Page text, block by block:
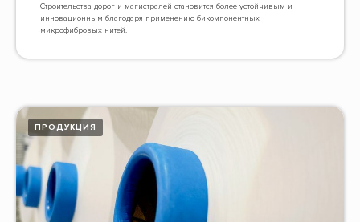
Строительства дорог и магистралей становится более устойчивым и
инновационным благодаря применению бикомпонентных
микрофибровых нитей.
ПРОДУКЦИЯ